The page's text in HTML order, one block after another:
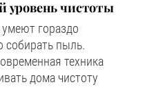
уровень чистоты
гораздо
собирать пыль.
техника
дома чистоту